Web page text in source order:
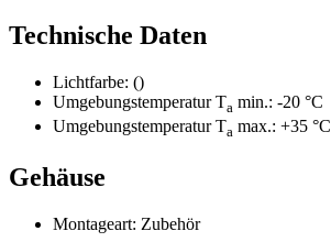
Technische Daten
Lichtfarbe: ()
Umgebungstemperatur Ta min.: -20 °C
Umgebungstemperatur Ta max.: +35 °C
Gehäuse
Montageart: Zubehör